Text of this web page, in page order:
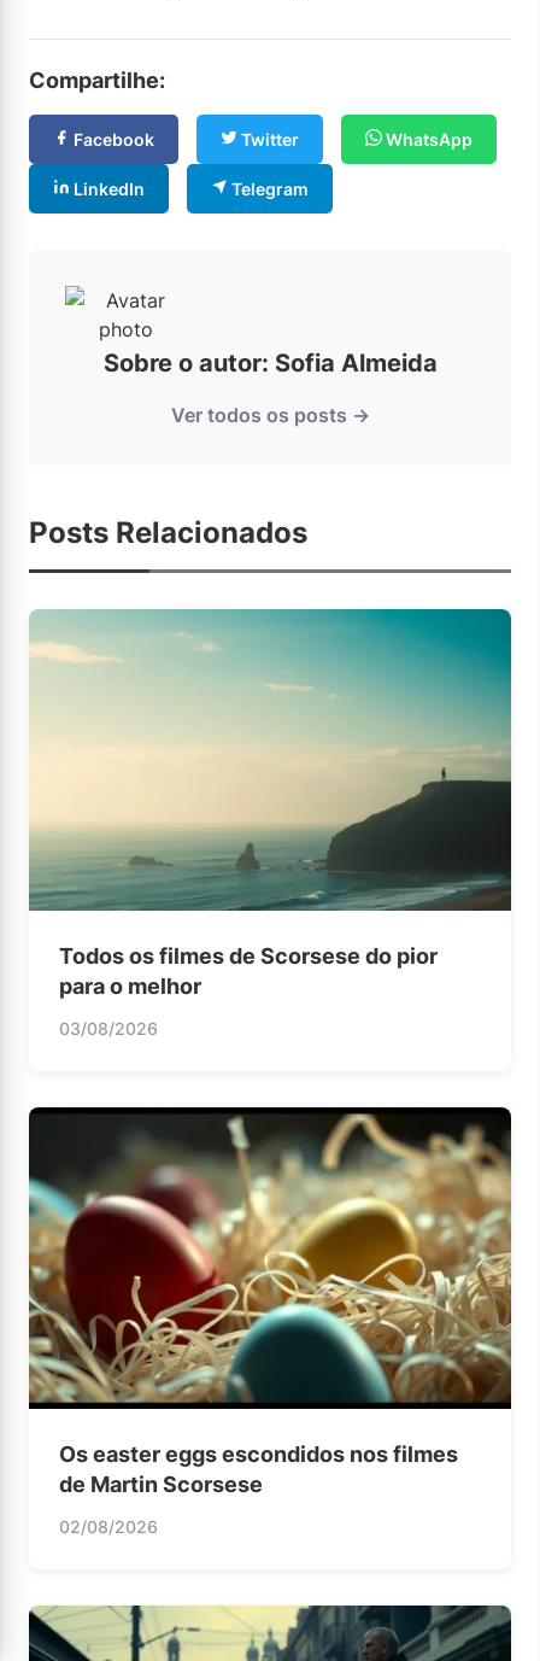
Compartilhe:
Facebook Twitter WhatsApp
LinkedIn Telegram
Sobre o autor: Sofia Almeida
Ver todos os posts →
Posts Relacionados
Todos os filmes de Scorsese do pior
para o melhor
03/08/2026
Os easter eggs escondidos nos filmes
de Martin Scorsese
02/08/2026